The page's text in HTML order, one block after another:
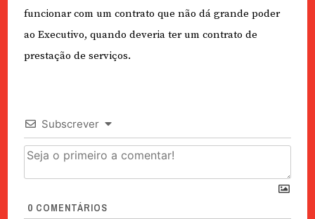
funcionar com um contrato que não dá grande poder
ao Executivo, quando deveria ter um contrato de
prestação de serviços.
Subscrever
0 COMENTÁRIOS